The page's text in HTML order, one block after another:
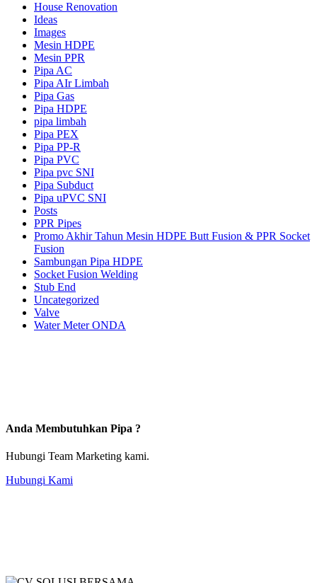
House Renovation
Ideas
Images
Mesin HDPE
Mesin PPR
Pipa AC
Pipa AIr Limbah
Pipa Gas
Pipa HDPE
pipa limbah
Pipa PEX
Pipa PP-R
Pipa PVC
Pipa pvc SNI
Pipa Subduct
Pipa uPVC SNI
Posts
PPR Pipes
Promo Akhir Tahun Mesin HDPE Butt Fusion & PPR Socket
Fusion
Sambungan Pipa HDPE
Socket Fusion Welding
Stub End
Uncategorized
Valve
Water Meter ONDA
Anda Membutuhkan Pipa ?
Hubungi Team Marketing kami.
Hubungi Kami